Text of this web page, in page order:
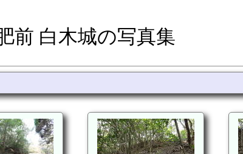
前 白木城の写真集